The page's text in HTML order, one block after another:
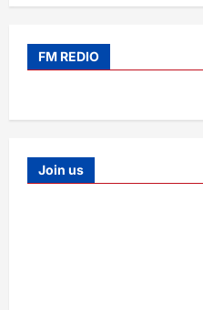
FM REDIO
Join us